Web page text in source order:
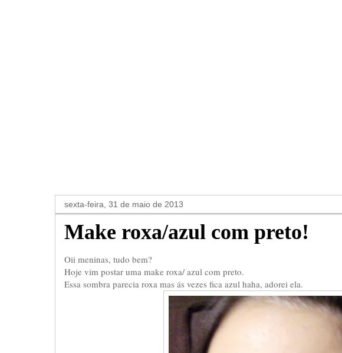
sexta-feira, 31 de maio de 2013
Make roxa/azul com preto!
Oii meninas, tudo bem?
Hoje vim postar uma make roxa/ azul com preto.
Essa sombra parecia roxa mas ás vezes fica azul haha, adorei ela.